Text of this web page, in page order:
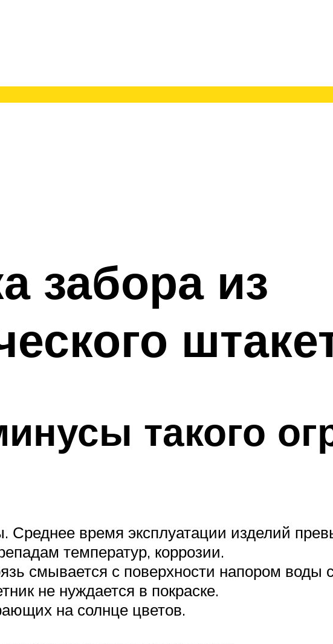
забора из
такого
Среднее время эксплуатации изделий
температур, коррозии.
смывается с поверхности напором воды
не нуждается в покраске.
на солнце цветов.